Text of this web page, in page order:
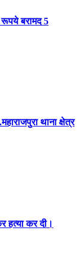
बरामद 5
थाना क्षेत्र
हत्या कर दी।